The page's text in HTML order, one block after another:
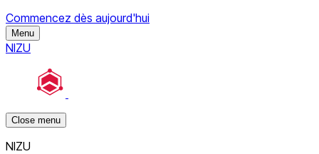
Commencez dès aujourd'hui
Menu
NIZU
Close menu
NIZU